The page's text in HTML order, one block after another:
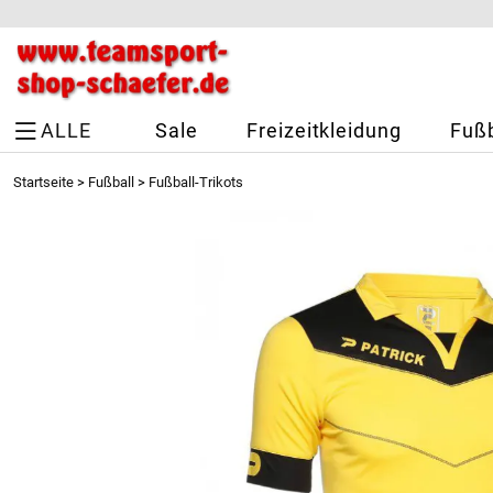
ALLE Sale Freizeitkleidung
Startseite > Fußball > Fußball-Trikots